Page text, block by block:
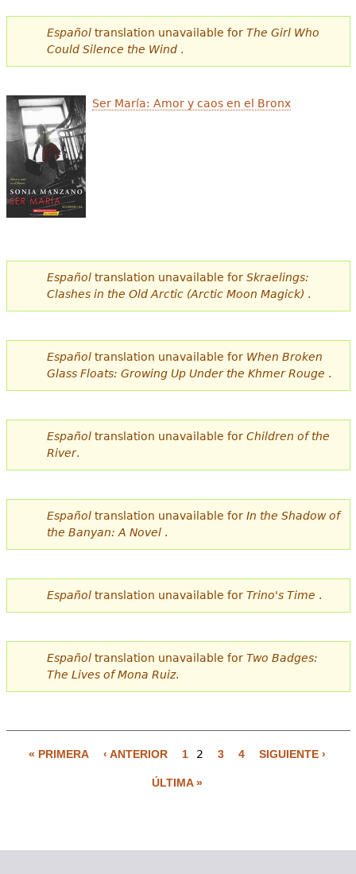
Más recursos
e
t
á
a
q
u
í
Españoltranslation unavailable for The Girl Who
Could Silence the Wind .
Ser María: Amor y caos en el Bronx
Españoltranslation unavailable for Skraelings:
Clashes in the Old Arctic (Arctic Moon Magick) .
Españoltranslation unavailable for When Broken
Glass Floats: Growing Up Under the Khmer Rouge .
Españoltranslation unavailable for Children of the
River.
Españoltranslation unavailable for In the Shadow of
the Banyan: A Novel .
Españoltranslation unavailable for Trino's Time .
Españoltranslation unavailable for Two Badges:
The Lives of Mona Ruiz.
i
« PRIMERA ‹ ANTERIOR 1 2 3 4 SIGUIENTE ›
ÚLTIMA »